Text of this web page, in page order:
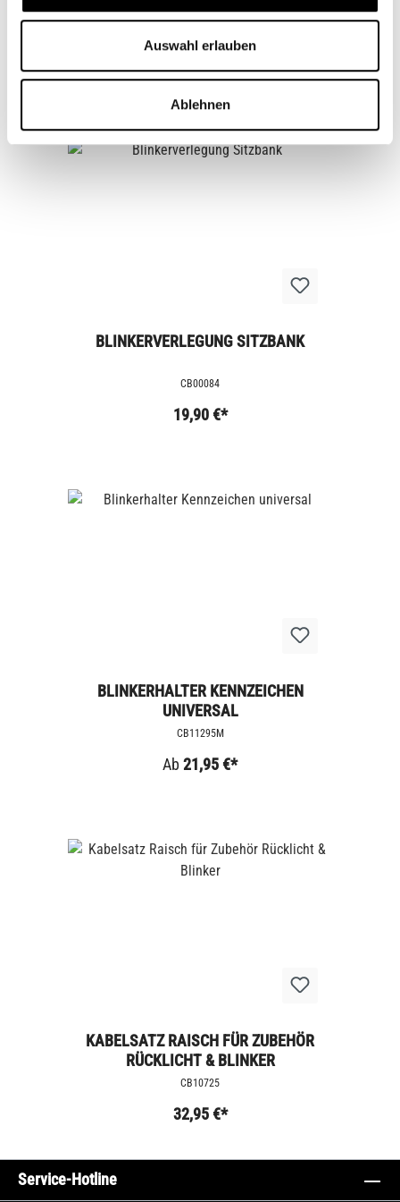
Auswahl erlauben
Ablehnen
Ab44,95 €*
BLINKERVERLEGUNG SITZBANK
CB00084
19,90 €*
BLINKERHALTER KENNZEICHEN
UNIVERSAL
CB11295M
Ab 21,95 €*
KABELSATZ RAISCH FÜR ZUBEHÖR
RÜCKLICHT & BLINKER
CB10725
32,95 €*
Service-Hotline